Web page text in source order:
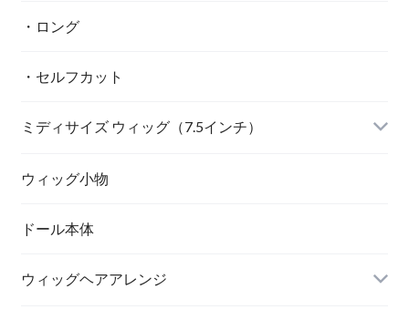
・ロング
・セルフカット
ミディサイズ ウィッグ（7.5インチ）
ウィッグ小物
ドール本体
ウィッグヘアアレンジ